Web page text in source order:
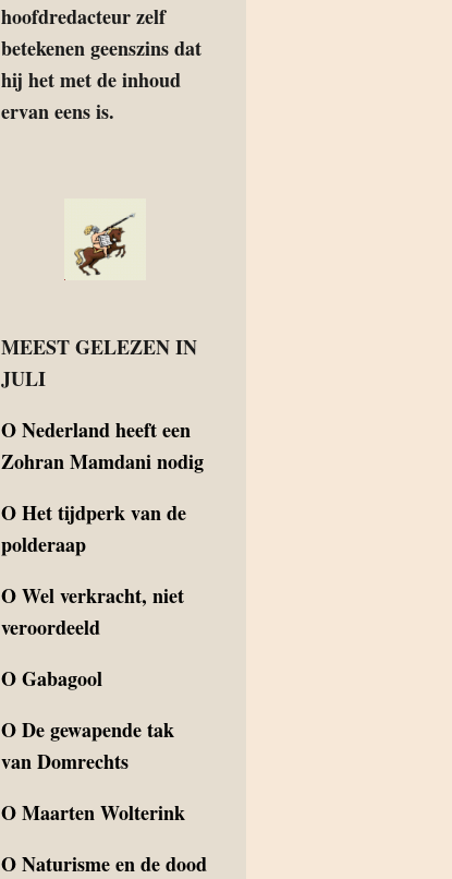
hoofdredacteur zelf
betekenen geenszins dat
hij het met de inhoud
ervan eens is.
MEEST GELEZEN IN
JULI
ONederland heeft een
Zohran Mamdani nodig
OHet tijdperk van de
polderaap
OWel verkracht, niet
veroordeeld
OGabagool
ODe gewapende tak
van Domrechts
OMaarten Wolterink
ONaturisme en de dood